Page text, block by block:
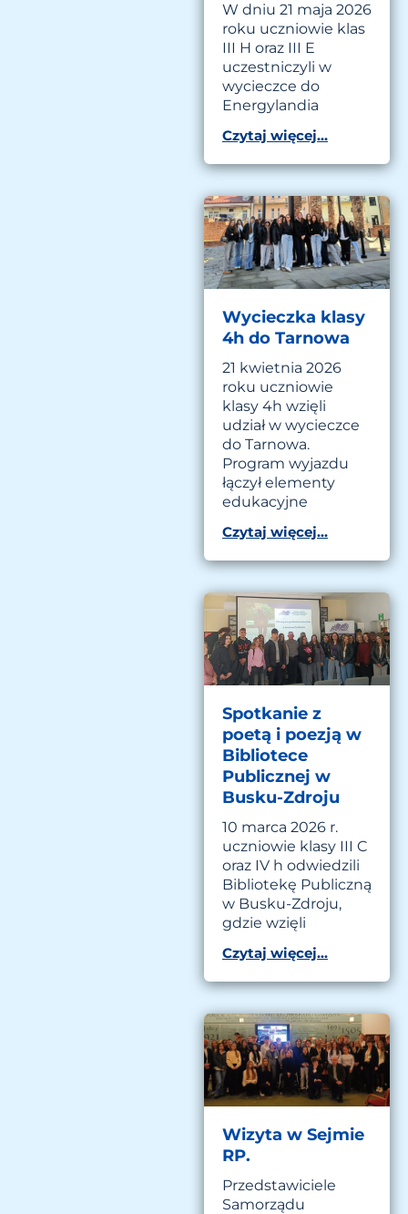
W dniu 21 maja 2026
roku uczniowie klas
III H oraz III E
uczestniczyli w
wycieczce do
Energylandia
Czytaj więcej...
Wycieczka klasy
4h do Tarnowa
21 kwietnia 2026
roku uczniowie
klasy 4h wzięli
udział w wycieczce
do Tarnowa.
Program wyjazdu
łączył elementy
edukacyjne
Czytaj więcej...
Spotkanie z
poetą i poezją w
Bibliotece
Publicznej w
Busku-Zdroju
10 marca 2026 r.
uczniowie klasy III C
oraz IV h odwiedzili
Bibliotekę Publiczną
w Busku-Zdroju,
gdzie wzięli
Czytaj więcej...
Wizyta w Sejmie
RP.
Przedstawiciele
Samorządu